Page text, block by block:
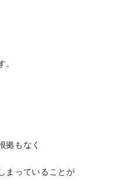
。
拠もなく
まっていることが